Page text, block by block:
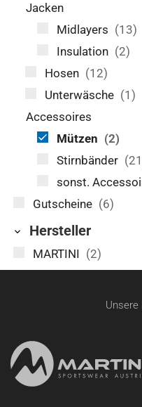
Jacken
Midlayers (13)
Insulation (2)
Hosen (12)
Unterwäsche (1)
Accessoires
Mützen (2)
Stirnbänder
sonst.
Gutscheine (6)
Hersteller
MARTINI (2)
Unsere